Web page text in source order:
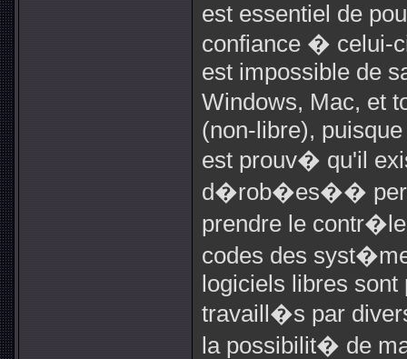
est essentiel de
confiance � celui-
est impossible de
Windows, Mac, et
(non-libre),
est prouv� qu'il
d�rob�es��
prendre le
codes des
logiciels libres
travaill�s par
la possibilit� de